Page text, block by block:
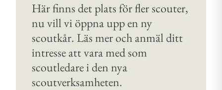
Här finns det plats för fler scouter,
nu vill vi öppna upp en ny
scoutkår. Läs mer och anmäl ditt
intresse att vara med som
scoutledare i den nya
scoutverksamheten.